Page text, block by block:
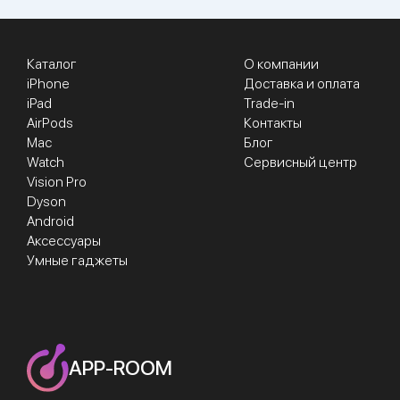
Каталог
iPhone
iPad
AirPods
Mac
Watch
Vision Pro
Dyson
Android
Аксессуары
Умные гаджеты
О компании
Доставка и оплата
Trade-in
Контакты
Блог
Сервисный центр
APP-ROOM